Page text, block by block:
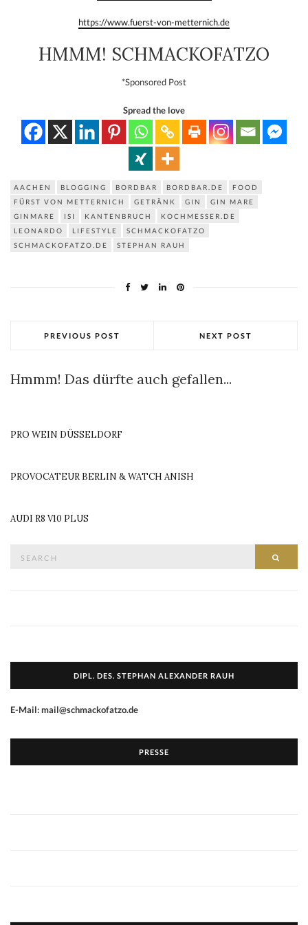
https://www.fuerst-von-metternich.de
HMMM! SCHMACKOFATZO
*Sponsored Post
Spread the love
AACHEN BLOGGING BORDBAR BORDBAR.DE
FOOD
FÜRST VON METTERNICH
GETRÄNK GIN
GIN MARE
GINMARE
ISI KANTENBRUCH
KOCHMESSER.DE
LEONARDO
LIFESTYLE
SCHMACKOFATZO
SCHMACKOFATZO.DE
STEPHAN RAUH
PREVIOUS POST NEXT POST
Hmmm! Das dürfte auch gefallen...
PRO WEIN DÜSSELDORF
PROVOCATEUR BERLIN & WATCH ANISH
AUDI R8 V10 PLUS
DIPL. DES. STEPHAN ALEXANDER RAUH
E-Mail: mail@schmackofatzo.de
PRESSE